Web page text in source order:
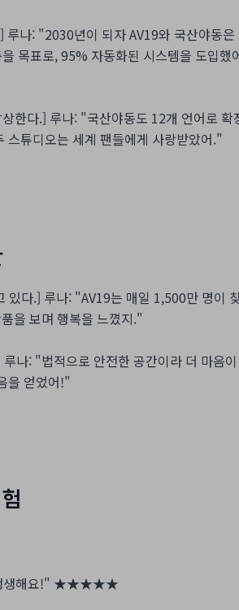
나: "2030년이 되자 AV19와 국산야동
목표로, 95% 자동화된 시스템을 도입
한다.] 루나: "국산야동도 12개 언어로
스튜디오는 세계 팬들에게 사랑받았어."
있다.] 루나: "AV19는 매일 1,500만 명
을 보며 행복을 느꼈지."
나: "법적으로 안전한 공간이라 더 마음
을 얻었어!"
해요!" ★★★★★